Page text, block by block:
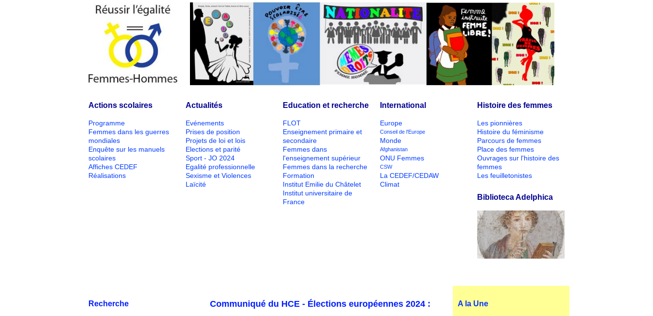
Actions scolaires
Programme
Femmes dans les guerres
mondiales
Enquête sur les manuels
scolaires
Affiches CEDEF
Réalisations
Actualités
Evénements
Prises de position
Projets de loi et lois
Elections et parité
Sport - JO 2024
Egalité professionnelle
Sexisme et Violences
Laïcité
Education et recherche
FLOT
Enseignement primaire et
secondaire
Femmes dans
l'enseignement supérieur
Femmes dans la recherche
Formation
Institut Emilie du Châtelet
Institut universitaire de
France
International
Europe
Conseil de l'Europe
Monde
Afghanistan
ONU Femmes
CSW
La CEDEF/CEDAW
Climat
Histoire des femmes
Les pionnières
Histoire du féminisme
Parcours de femmes
Place des femmes
Ouvrages sur l'histoire des
femmes
Les feuilletonistes
Biblioteca Adelphica
Recherche
Communiqué du HCE - Élections européennes 2024 :
A la Une